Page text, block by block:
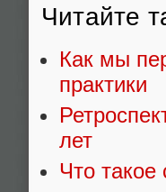
Читайте
Как мы
практики
лет
Что